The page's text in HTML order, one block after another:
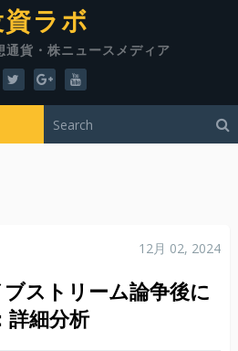
ラボ
通貨・株ニュースメディア
12月 02, 2024
ストリーム論争後に
詳細分析